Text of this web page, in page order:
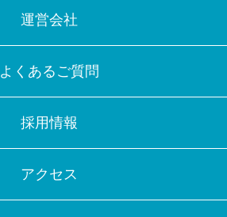
運営会社
よくあるご質問
採用情報
アクセス